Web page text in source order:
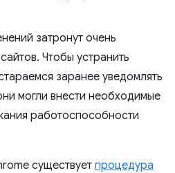
затронут очень
Чтобы устранить
заранее уведомлять
могли внести необходимые
работоспособности
существует процедура